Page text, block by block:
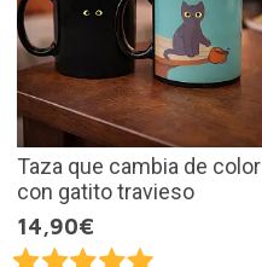
Taza que cambia de color
con gatito travieso
14,90€